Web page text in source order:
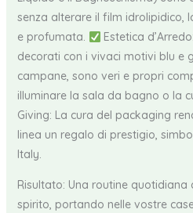
senza alterare il film idrolipidico,
e profumata.
Estetica
decorati con i vivaci motivi blu e
campane, sono veri e propri
illuminare la sala da bagno o la
Giving: La cura del packaging
linea un regalo di prestigio,
Italy.
Risultato: Una routine quotidiana
spirito, portando nelle vostre